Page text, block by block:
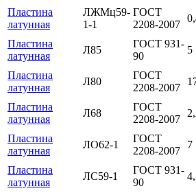
Пластина
латунная
ЛЖМц59-
1-1
ГОСТ
2208-2007
Пластина
латунная
Л85
ГОСТ 931-
90
5
Пластина
латунная
Л80
ГОСТ
2208-2007
Пластина
латунная
Л68
ГОСТ
2208-2007
Пластина
латунная
ЛО62-1
ГОСТ
2208-2007
7
Пластина
латунная
ЛС59-1
ГОСТ 931-
90